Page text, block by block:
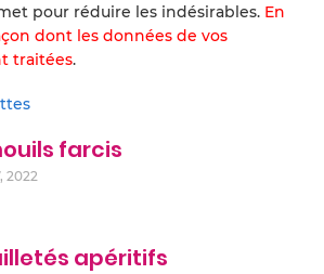
pour réduire les indésirables. En
dont les données de vos
traitées.
farcis
2022
apéritifs